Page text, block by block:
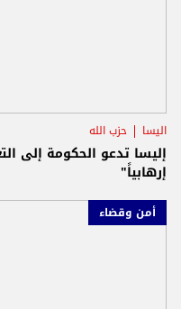
اليسا حزب الله
إليسا تدعو الحكومة إلى
إرهابياً"
أمن وقضاء